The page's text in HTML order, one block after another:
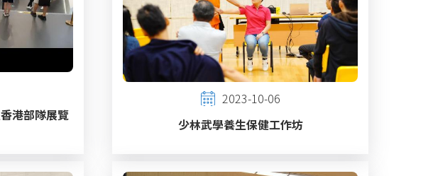
港部隊展覽
2023-10-06
少林武學養生保健工作坊